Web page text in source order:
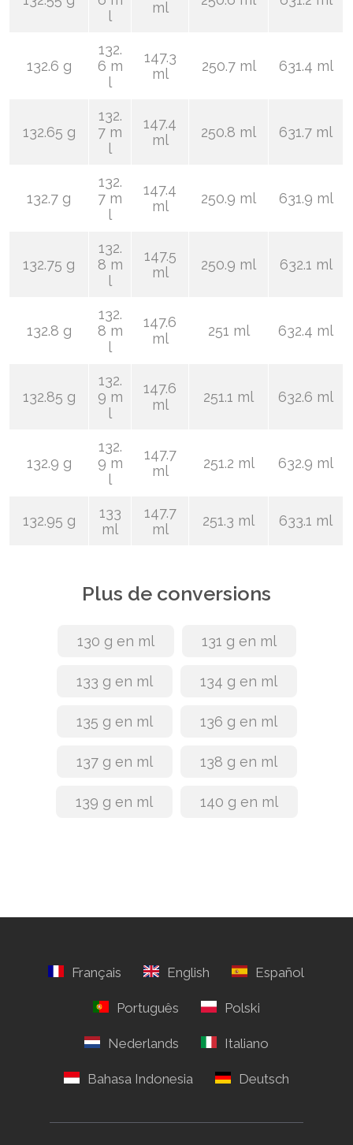
l
ml
132.6 g
132.
6 m
l
147.3
ml
250.7 ml 631.4 ml
132.65 g
132.
7 m
l
147.4
ml
250.8 ml 631.7 ml
132.7 g
132.
7 m
l
147.4
ml
250.9 ml 631.9 ml
132.75 g
132.
8 m
l
147.5
ml
250.9 ml 632.1 ml
132.8 g
132.
8 m
l
147.6
ml
251 ml 632.4 ml
132.85 g
132.
9 m
l
147.6
ml
251.1 ml 632.6 ml
132.9 g
132.
9 m
l
147.7
ml
251.2 ml 632.9 ml
132.95 g
133
ml
147.7
ml
251.3 ml 633.1 ml
Plus de conversions
130 g en ml 131 g en ml
133 g en ml 134 g en ml
135 g en ml 136 g en ml
137 g en ml 138 g en ml
139 g en ml 140 g en ml